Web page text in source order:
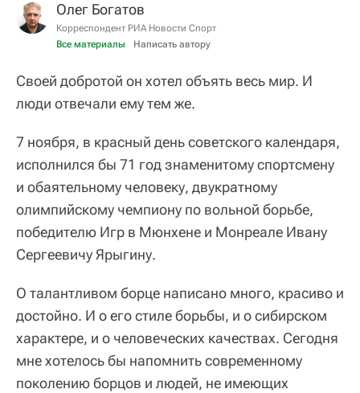
Олег Богатов
Корреспондент РИА Новости Спорт
Все материалы
Написать автору
Своей добротой он хотел объять весь мир. И
люди отвечали ему тем же.
7 ноября, в красный день советского календаря,
исполнился бы 71 год знаменитому спортсмену
и обаятельному человеку, двукратному
олимпийскому чемпиону по вольной борьбе,
победителю Игр в Мюнхене и Монреале Ивану
Сергеевичу Ярыгину.
О талантливом борце написано много, красиво и
достойно. И о его стиле борьбы, и о сибирском
характере, и о человеческих качествах. Сегодня
мне хотелось бы напомнить современному
поколению борцов и людей, не имеющих